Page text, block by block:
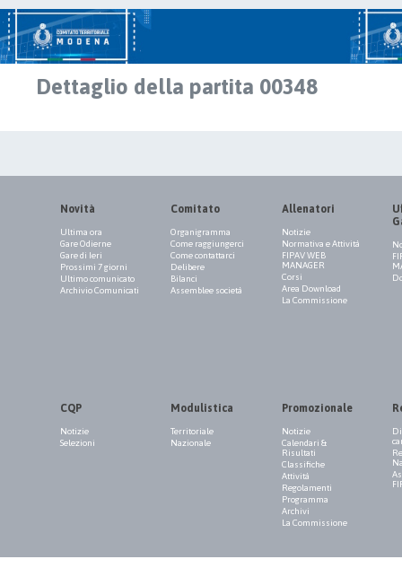
Dettaglio della partita 00348
Novità
Ultima ora
Gare Odierne
Gare di Ieri
Prossimi 7 giorni
Ultimo comunicato
Archivio Comunicati
Comitato
Organigramma
Come raggiungerci
Come contattarci
Delibere
Bilanci
Assemblee società
Allenatori
Notizie
Normativa e Attività
FIPAV WEB
MANAGER
Corsi
Area Download
La Commissione
CQP
Notizie
Selezioni
Modulistica
Territoriale
Nazionale
Promozionale
Notizie
Calendari &
Risultati
Classifiche
Attività
Regolamenti
Programma
Archivi
La Commissione